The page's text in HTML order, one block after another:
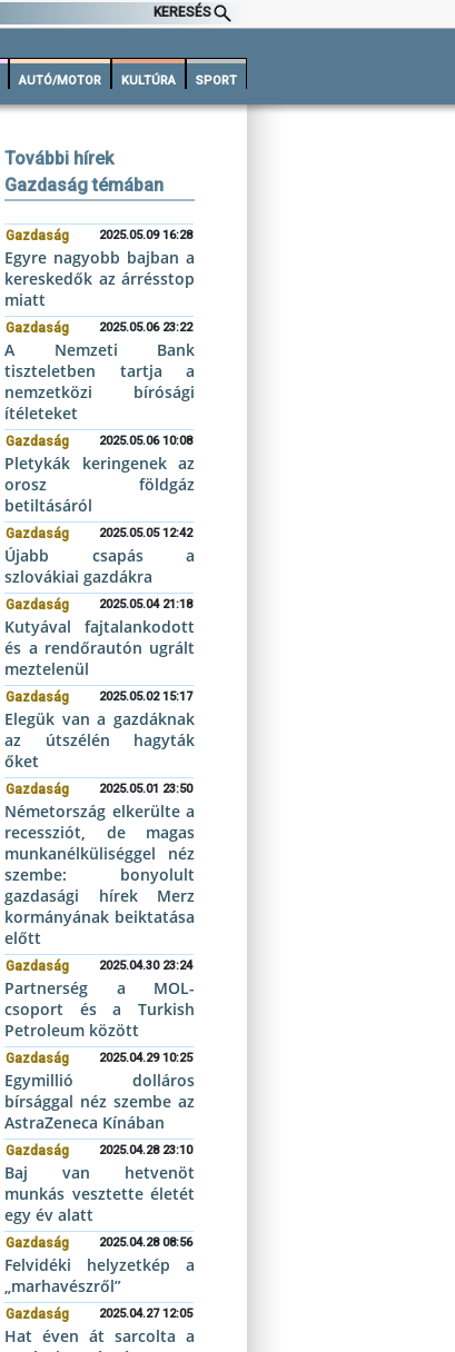
KERESÉS
AUTÓ/MOTOR KULTÚRA SPORT
További hírek
Gazdaság témában
Gazdaság 2025.05.09 16:28
Egyre nagyobb bajban a
kereskedők az árrésstop
miatt
Gazdaság 2025.05.06 23:22
A Nemzeti Bank
tiszteletben tartja a
nemzetközi bírósági
ítéleteket
Gazdaság 2025.05.06 10:08
Pletykák keringenek az
orosz földgáz
betiltásáról
Gazdaság 2025.05.05 12:42
Újabb csapás a
szlovákiai gazdákra
Gazdaság 2025.05.04 21:18
Kutyával fajtalankodott
és a rendőrautón ugrált
meztelenül
Gazdaság 2025.05.02 15:17
Elegük van a gazdáknak
az útszélén hagyták
őket
Gazdaság 2025.05.01 23:50
Németország elkerülte a
recessziót, de magas
munkanélküliséggel néz
szembe: bonyolult
gazdasági hírek Merz
kormányának beiktatása
előtt
Gazdaság 2025.04.30 23:24
Partnerség a MOL-
csoport és a Turkish
Petroleum között
Gazdaság 2025.04.29 10:25
Egymillió dolláros
bírsággal néz szembe az
AstraZeneca Kínában
Gazdaság 2025.04.28 23:10
Baj van hetvenöt
munkás vesztette életét
egy év alatt
Gazdaság 2025.04.28 08:56
Felvidéki helyzetkép a
„marhavészről”
Gazdaság 2025.04.27 12:05
Hat éven át sarcolta a